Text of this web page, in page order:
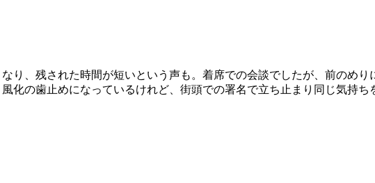
、残された時間が短いという声も。着席での会談でしたが、前のめり
化の歯止めになっているけれど、街頭での署名で立ち止まり同じ気持